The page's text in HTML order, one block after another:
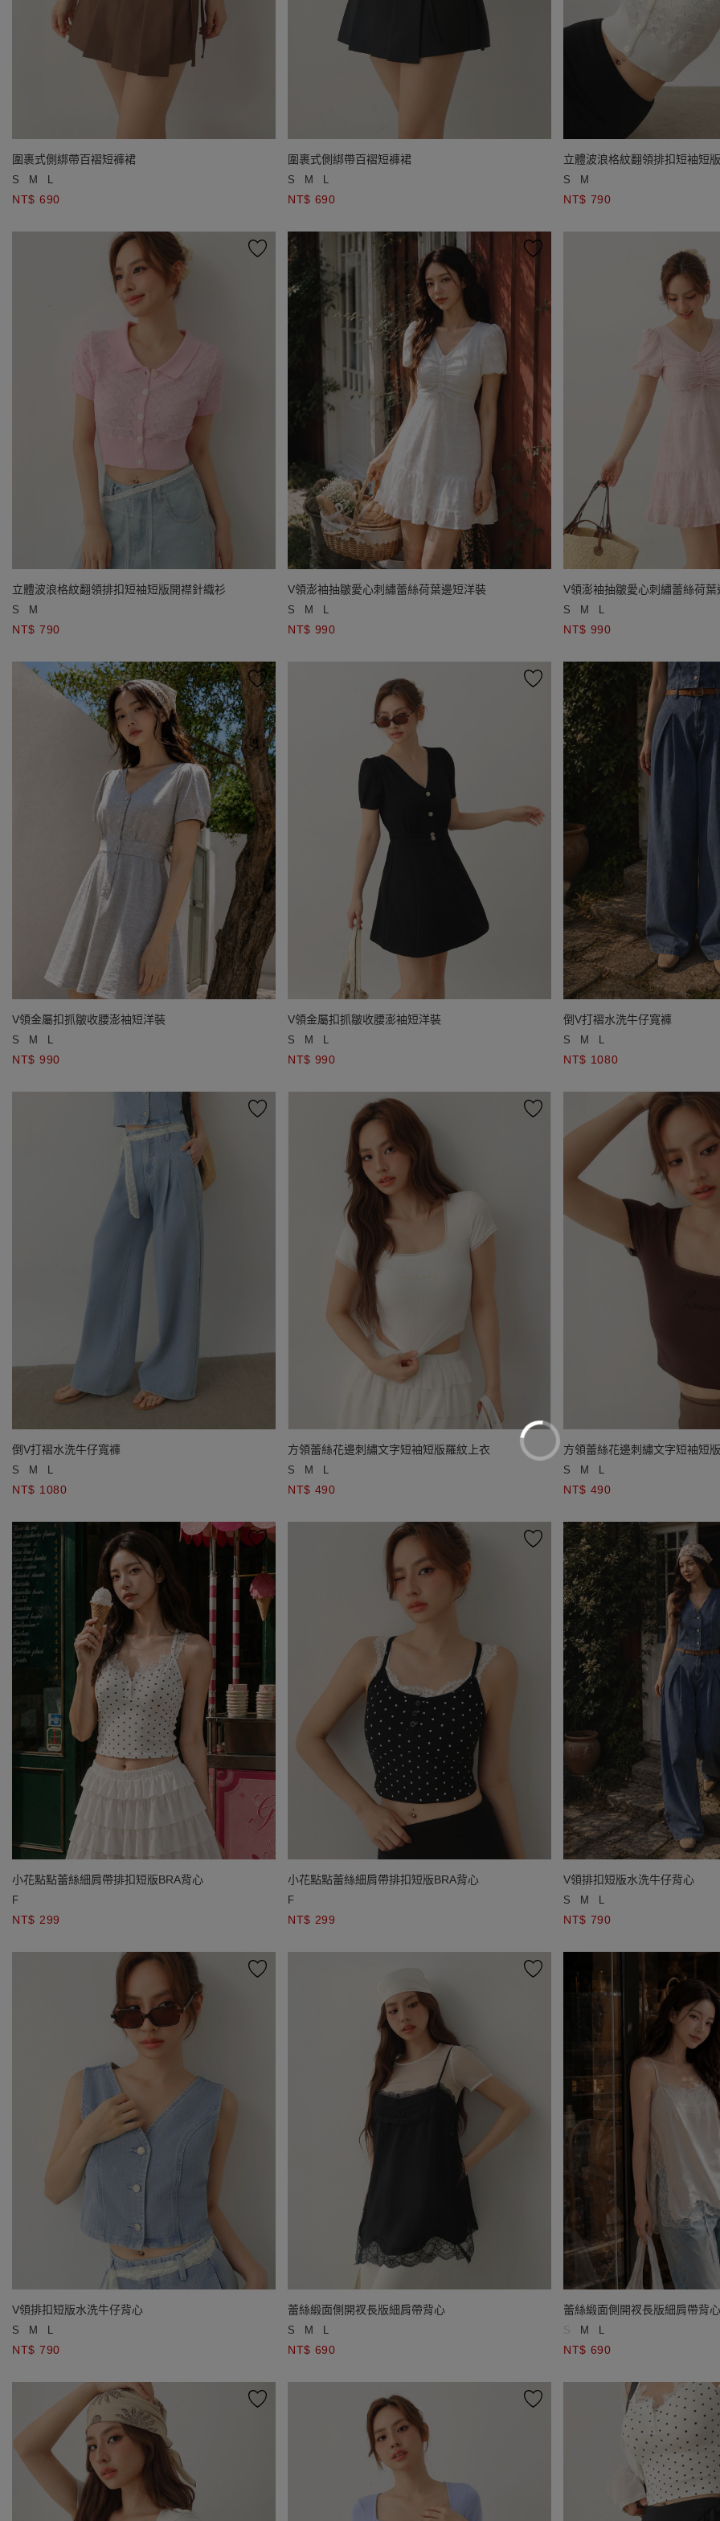
圍裹式側綁帶百褶短褲裙
S M
NT$ 690
圍裹式側綁帶百褶短褲裙
S M
NT$ 690
立體波浪格紋翻領排扣短袖短
S M
NT$ 790
立體波浪格紋翻領排扣短袖短版開襟針織衫
S M
NT$ 790
V領澎袖抽皺愛心刺繡蕾絲荷葉邊短洋裝
S M
NT$ 990
V領澎袖抽皺愛心刺繡蕾絲荷葉
S M
NT$ 990
V領金屬扣抓皺收腰澎袖短洋裝
S M
NT$ 990
V領金屬扣抓皺收腰澎袖短洋裝
S M
NT$ 990
倒V打褶水洗牛仔寬褲
S M
NT$ 1080
倒V打褶水洗牛仔寬褲
S M
NT$ 1080
方領蕾絲花邊刺繡文字短袖短版羅紋上衣
S M
NT$ 490
方領蕾絲花邊刺繡文字短袖短
S M
NT$ 490
小花點點蕾絲細肩帶排扣短版BRA背心
F
NT$ 299
小花點點蕾絲細肩帶排扣短版BRA背心
F
NT$ 299
V領排扣短版水洗牛仔背心
S M
NT$ 790
V領排扣短版水洗牛仔背心
S M L
NT$ 790
蕾絲緞面側開衩長版細肩帶背心
S M L
NT$ 690
蕾絲緞面側開衩長版細肩帶背心
S M L
NT$ 690